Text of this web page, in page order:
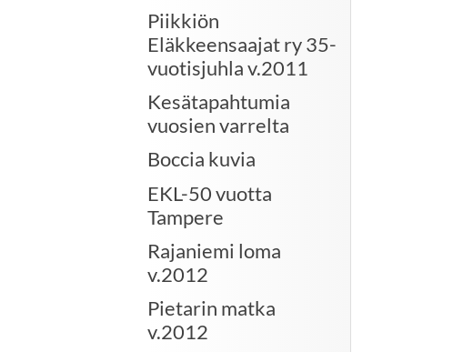
Piikkiön
Eläkkeensaajat ry 35-
vuotisjuhla v.2011
Kesätapahtumia
vuosien varrelta
Boccia kuvia
EKL-50 vuotta
Tampere
Rajaniemi loma
v.2012
Pietarin matka
v.2012